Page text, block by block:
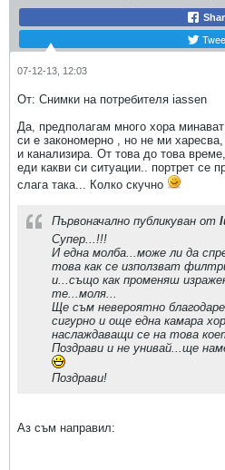
07-12-13, 12:03
От: Снимки на потребителя iassen
Да, предполагам много хора
си е закономерно , но не ми
и канализира. От това до това
еди какви си ситуации.. портрет се
слага така... Колко скучно
Първоначално публикуван от
Супер...!!!
И една молба...може ли да
това как се използват
и...също как променяш
те...моля...
Ще съм невероятно
сигурно и още една камара
наслаждаващи се на това
Поздрави и не унивай...ще
Поздрави!
Аз съм направил: